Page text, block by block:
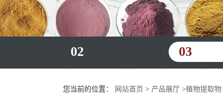
02 03
您当前的位置： 网站首页 > 产品展厅 >植物提取物